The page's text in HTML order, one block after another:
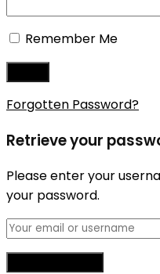
Remember Me
Forgotten Password?
Retrieve your
Please enter your
your password.